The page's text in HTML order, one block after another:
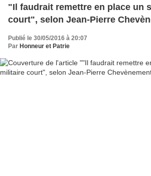
"Il faudrait remettre en place un
court", selon Jean-Pierre
Publié le 30/05/2016 à 20:07
Par Honneur et Patrie